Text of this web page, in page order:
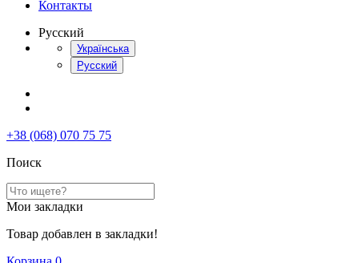
Контакты
Русский
Українська
Русский
+38 (068) 070 75 75
Поиск
Мои закладки
Товар добавлен в закладки!